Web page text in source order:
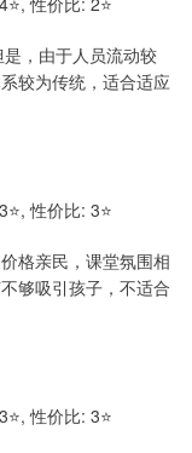
，由于人员流动较
较为传统，适合适应
性价比: 3⭐
格亲民，课堂氛围相
够吸引孩子，不适合
性价比: 3⭐